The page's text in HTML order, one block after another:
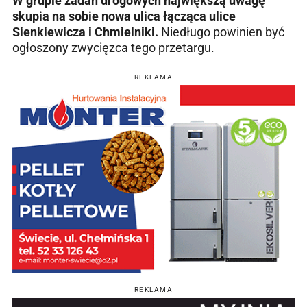
skupia na sobie nowa ulica łącząca ulice
Sienkiewicza i Chmielniki. Niedługo powinien być
ogłoszony zwycięzca tego przetargu.
REKLAMA
REKLAMA